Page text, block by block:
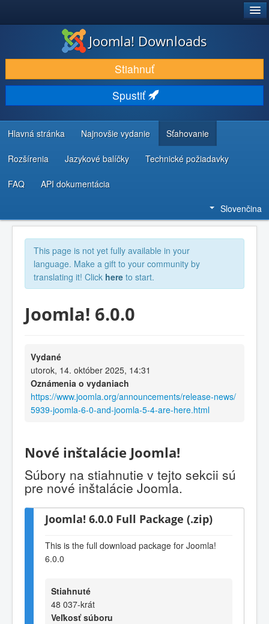
STIAHNUŤ & ROZŠÍRIŤ
OBJAVUJTE & UČTE SA
KOMUNITA & PODPORA
ZDROJE INFORMÁCIÍ PRE VÝVOJÁROV
Joomla! Downloads
Stiahnuť
Spustiť
Hlavná stránka Najnovšie vydanie Sťahovanie
Rozšírenia Jazykové balíčky Technické požiadavky
FAQ API dokumentácia
Slovenčina
This page is not yet fully available in your
language. Make a gift to your community by
translating it! Click here to start.
Joomla! 6.0.0
Vydané
utorok, 14. október 2025, 14:31
Oznámenia o vydaniach
https://www.joomla.org/announcements/release-news/
5939-joomla-6-0-and-joomla-5-4-are-here.html
Nové inštalácie Joomla!
Súbory na stiahnutie v tejto sekcii sú
pre nové inštalácie Joomla.
Joomla! 6.0.0 Full Package (.zip)
This is the full download package for Joomla!
6.0.0
Stiahnuté
48 037-krát
Veľkosť súboru